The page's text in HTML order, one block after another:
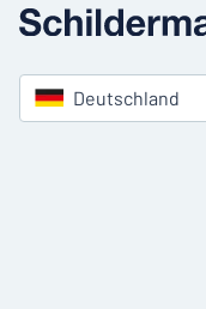
Deutschland